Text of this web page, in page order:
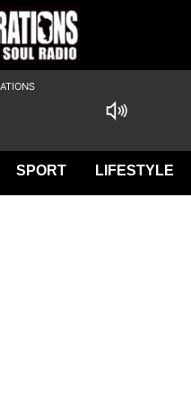
SPORT LIFESTYLE